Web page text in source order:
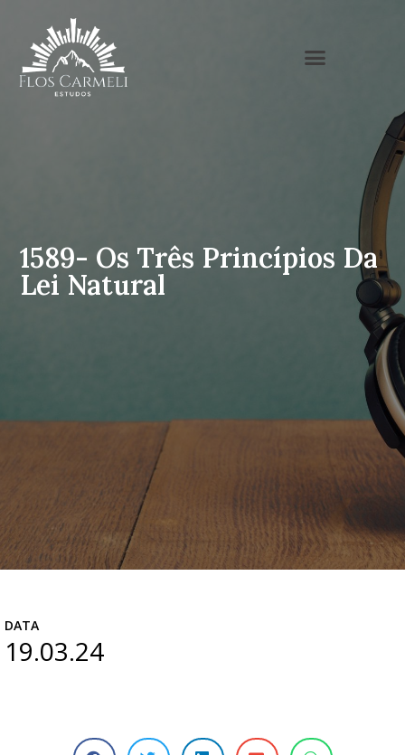
1589- Os Três Princípios Da
Lei Natural
DATA
19.03.24